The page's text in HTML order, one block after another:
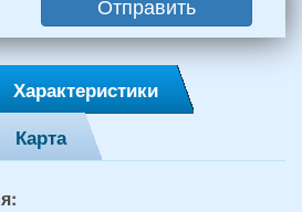
Характеристики
Карта